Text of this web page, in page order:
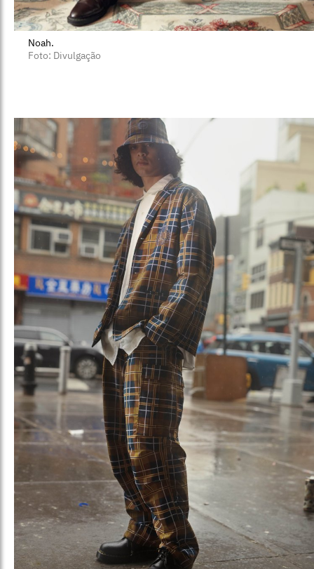
Noah.
Foto: Divulgação